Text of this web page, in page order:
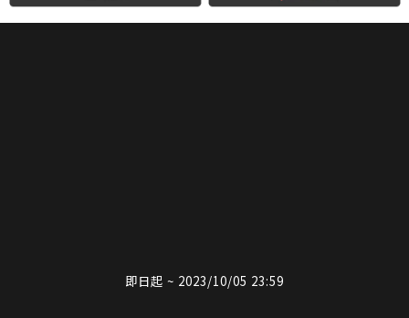
即日起 ~ 2023/10/05 23:59